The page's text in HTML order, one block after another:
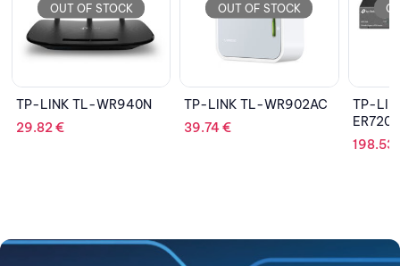
OUT OF STOCK
TP-LINK TL-WR902AC
39.74€
OUT OF STOCK
TP-LINK ER7206 (TL-
ER7206)
TP-
124.11